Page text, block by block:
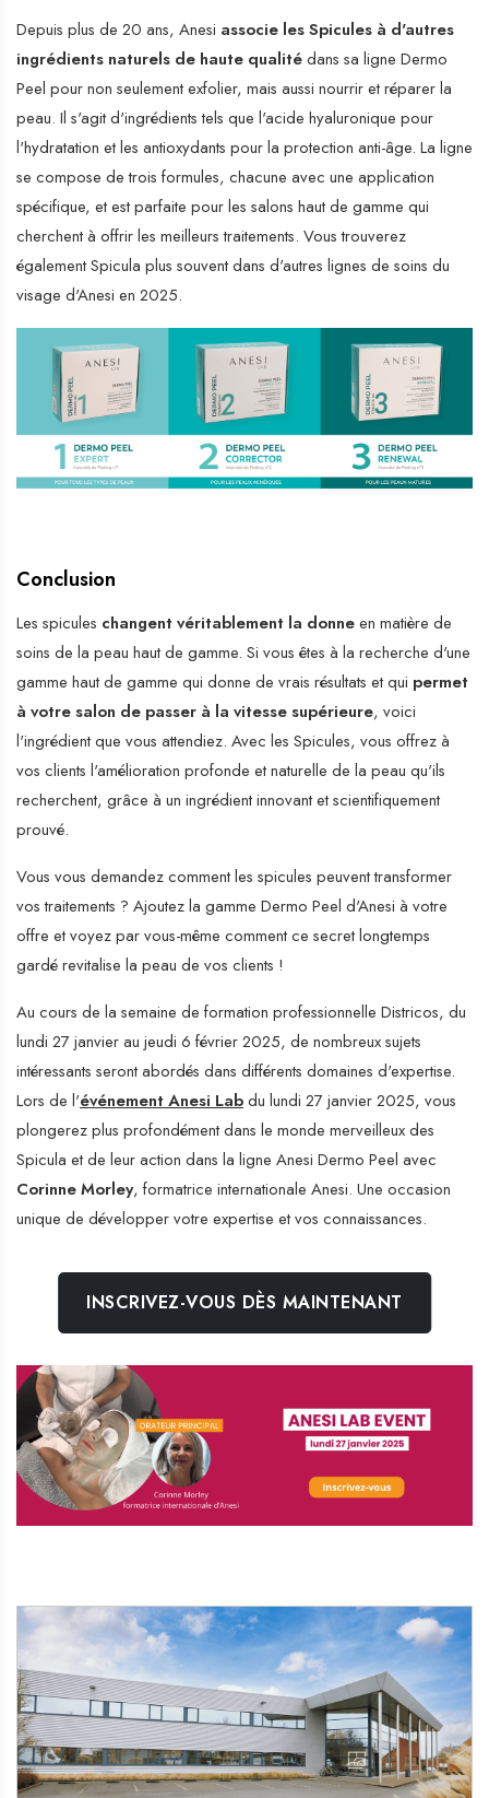
Depuis plus de 20 ans, Anesi associe les Spicules à d'autres
ingrédients naturels de haute qualitédans sa ligne Dermo
Peel pour non seulement exfolier, mais aussi nourrir et réparer la
peau. Il s'agit d'ingrédients tels que l'acide hyaluronique pour
l'hydratation et les antioxydants pour la protection anti-âge. La ligne
se compose de trois formules, chacune avec une application
spécifique, et est parfaite pour les salons haut de gamme qui
cherchent à offrir les meilleurs traitements. Vous trouverez
également Spicula plus souvent dans d'autres lignes de soins du
visage d'Anesi en 2025.
Conclusion
Les spicules changent véritablement la donneen matière de
soins de la peau haut de gamme. Si vous êtes à la recherche d'une
gamme haut de gamme qui donne de vrais résultats et qui permet
à votre salon de passer à la vitesse supérieure, voici
l'ingrédient que vous attendiez. Avec les Spicules, vous offrez à
vos clients l'amélioration profonde et naturelle de la peau qu'ils
recherchent, grâce à un ingrédient innovant et scientifiquement
prouvé.
Vous vous demandez comment les spicules peuvent transformer
vos traitements ? Ajoutez la gamme Dermo Peel d'Anesi à votre
offre et voyez par vous-même comment ce secret longtemps
gardé revitalise la peau de vos clients !
Au cours de la semaine de formation professionnelle Districos, du
lundi 27 janvier au jeudi 6 février 2025, de nombreux sujets
intéressants seront abordés dans différents domaines d'expertise.
Lors de l'événement Anesi Labdu lundi 27 janvier 2025, vous
plongerez plus profondément dans le monde merveilleux des
Spicula et de leur action dans la ligne Anesi Dermo Peel avec
Corinne Morley, formatrice internationale Anesi. Une occasion
unique de développer votre expertise et vos connaissances.
INSCRIVEZ-VOUS DÈS MAINTENANT